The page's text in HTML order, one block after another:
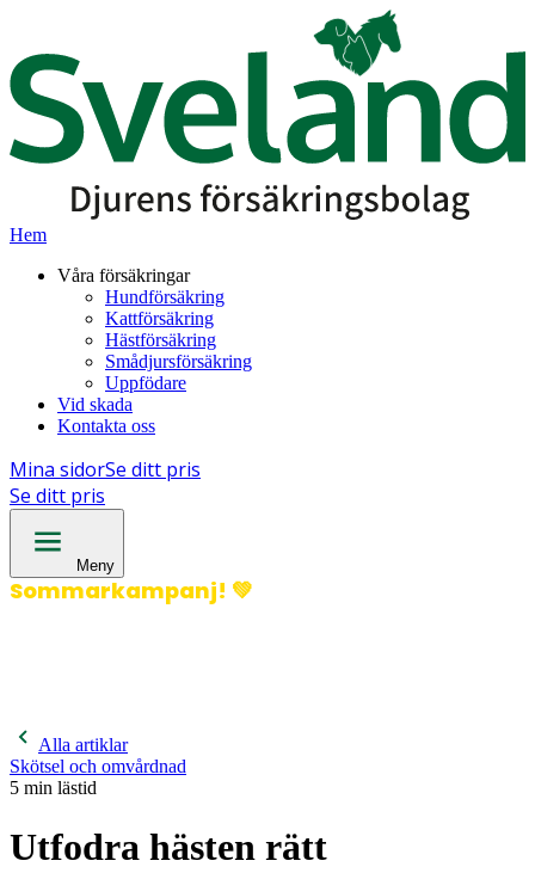
Hem
Våra försäkringar
Hundförsäkring
Kattförsäkring
Hästförsäkring
Smådjursförsäkring
Uppfödare
Vid skada
Kontakta oss
Mina sidorSe ditt pris
Se ditt pris
Meny
Sommarkampanj! 💚
Alla artiklar
Skötsel och omvårdnad
5 min lästid
Utfodra hästen rätt